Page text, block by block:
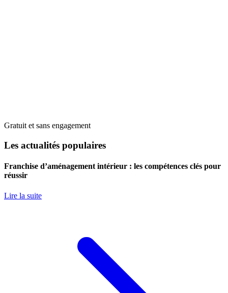
Gratuit et sans engagement
Les actualités populaires
Franchise d’aménagement intérieur : les compétences clés pour
réussir
Lire la suite